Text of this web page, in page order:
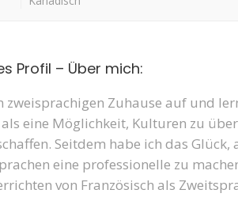
Profil – Über mich:
zweisprachigen Zuhause auf und
eine Möglichkeit, Kulturen zu
Seitdem habe ich das Glück,
eine professionelle zu
von Französisch als